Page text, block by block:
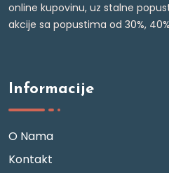
online kupovinu, uz stalne
akcije sa popustima od 30%,
Informacije
O Nama
Kontakt